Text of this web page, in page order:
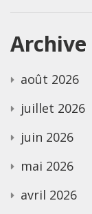
Archive
août 2026
juillet 2026
juin 2026
mai 2026
avril 2026